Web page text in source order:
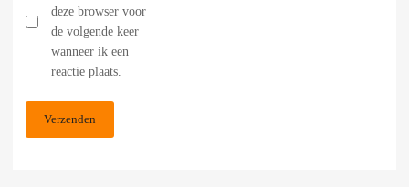
deze browser voor
de volgende keer
wanneer ik een
reactie plaats.